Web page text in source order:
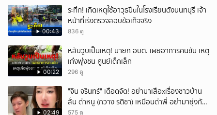
00:43
ระทึก! เกิดเหตุใช้อาวุธปืuในโรงเรียนดังนนทบุรี เจ้า
หน้าที่เร่งตรวจสอบข้อเท็จจริง
836 ดู
00:22
หลับวูบเป็นเหตุ! นายก อบต. เผยอาการคนขับ เหตุ
เก๋งพุ่งชน ศูนย์เด็กเล็ก
296 ดู
02:49
ั่"จิน จรินทร์" เดือดจัด! อย่ามาเสือxเรื่องชาวบ้าน
ลั่น ด่าหนู (กวาง รติชา) เหมือนด่าพี่ อย่ามายุ่งกับ
คนของผม จบ!!!
575 ดู